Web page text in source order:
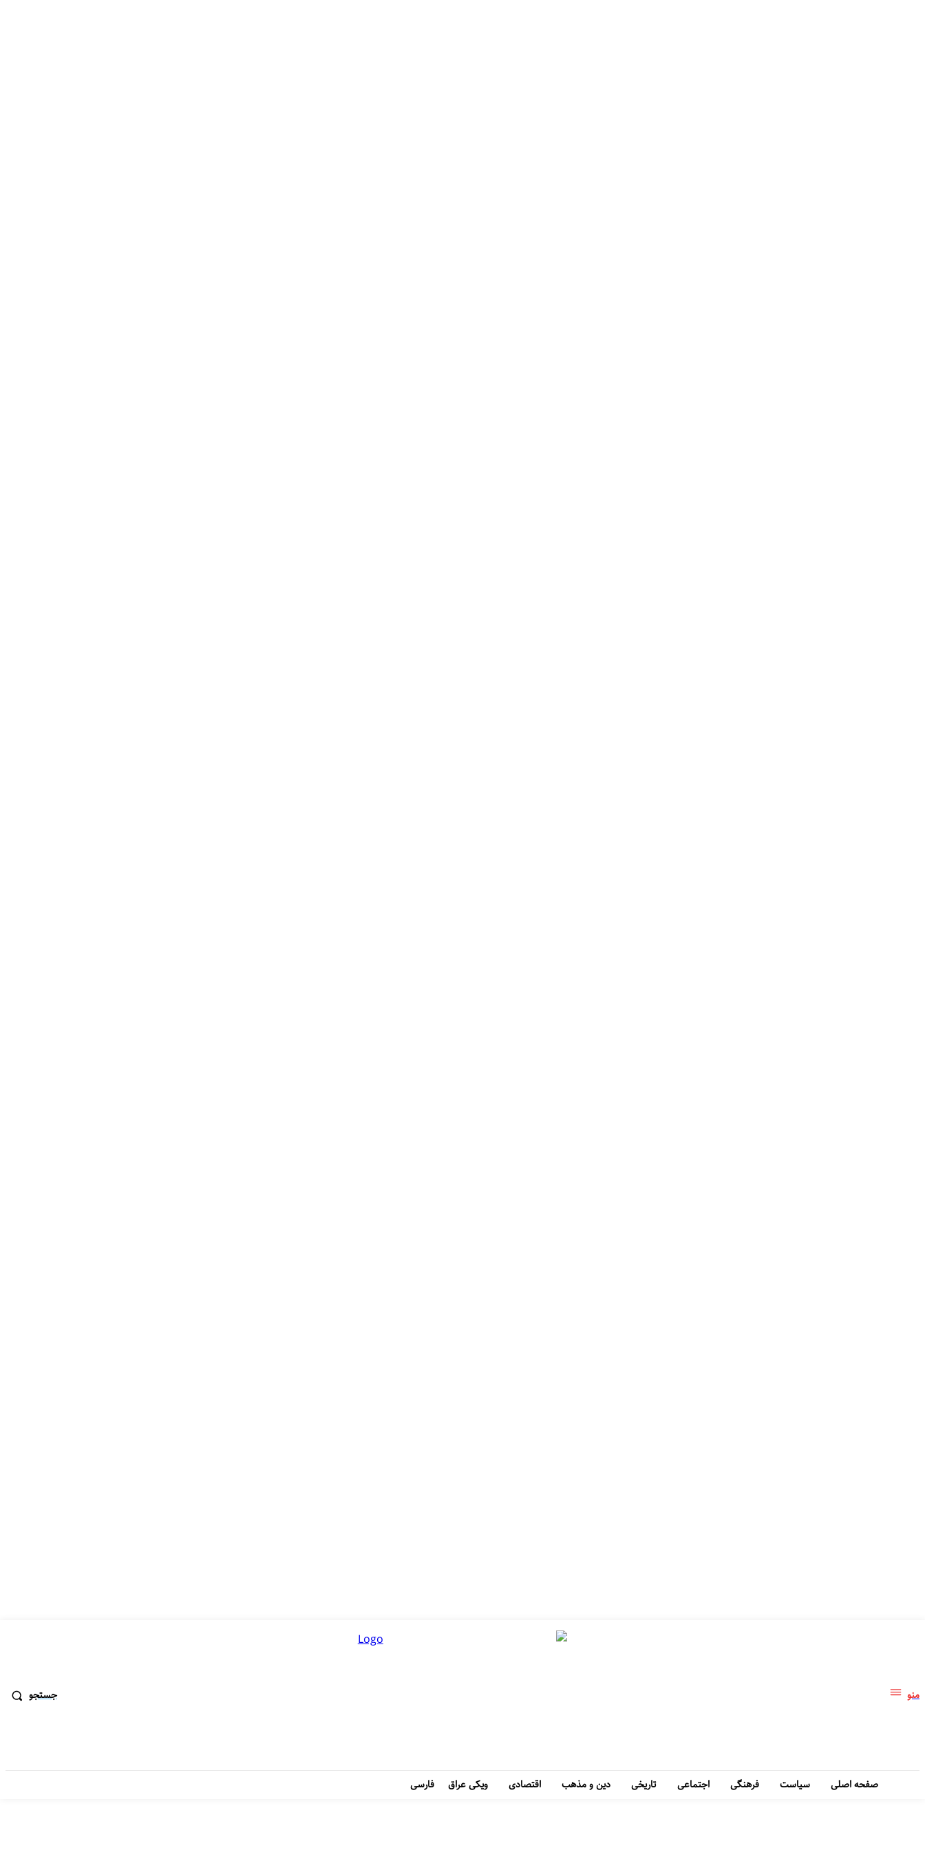
منو جستجو
صفحه اصلی سیاست فرهنگی اجتماعی تاریخی دین و مذهب اقتصادی ویکی عراق فارسی